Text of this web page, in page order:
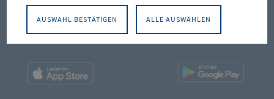
Facebook Instagram LinkedIn
AUSWAHL BESTÄTIGEN ALLE AUSWÄHLEN